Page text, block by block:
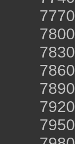
7770
7800
7830
7860
7890
7920
7950